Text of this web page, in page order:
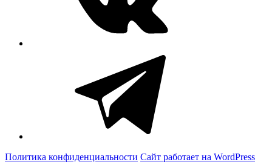
Политика конфиденциальности Сайт работает на WordPress